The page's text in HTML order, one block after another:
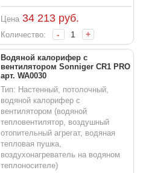
Цена 34 213руб.
Количество: - +
Водяной калорифер с
вентилятором Sonniger CR1 PRO
арт. WA0030
Тип: Настенный, потолочный,
водяной калорифер с
вентилятором (водяной
тепловентилятор, воздушный
отопительный агрегат, водяная
тепловая пушка,
воздухонагреватель на водяном
теплоносителе)